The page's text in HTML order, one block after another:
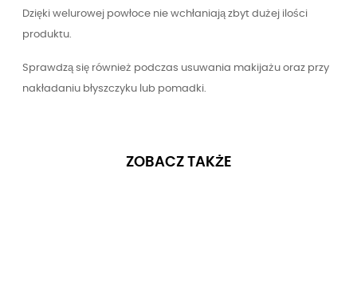
Dzięki welurowej powłoce nie wchłaniają zbyt dużej ilości
produktu.
Sprawdzą się również podczas usuwania makijażu oraz przy
nakładaniu błyszczyku lub pomadki.
ZOBACZ TAKŻE